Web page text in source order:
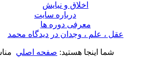
اخلاق و نیایش
درباره سايت
معرفی دوره ها
عقل ، علم ، وجدان در ديدگاه محمد
شما اینجا هستید: صفحه اصلي